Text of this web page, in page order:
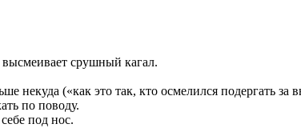
срушный кагал.
некуда («как это так, кто осмелился подергать
по поводу.
под нос.